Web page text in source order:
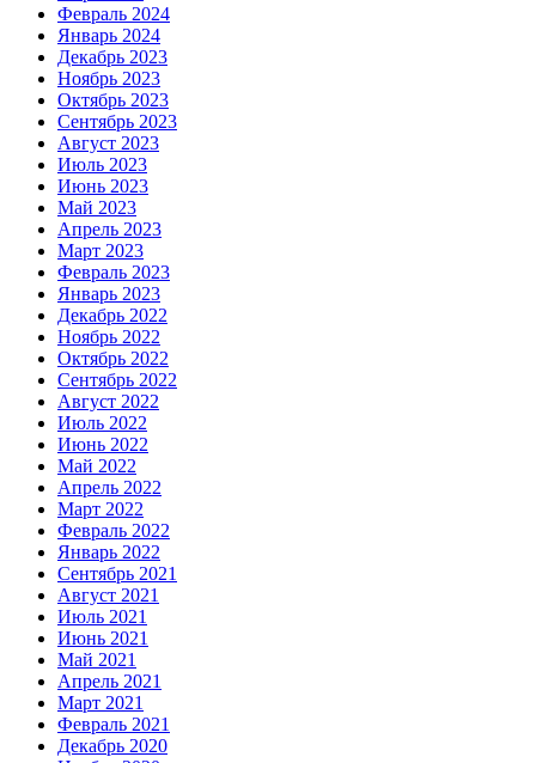
Февраль 2024
Январь 2024
Декабрь 2023
Ноябрь 2023
Октябрь 2023
Сентябрь 2023
Август 2023
Июль 2023
Июнь 2023
Май 2023
Апрель 2023
Март 2023
Февраль 2023
Январь 2023
Декабрь 2022
Ноябрь 2022
Октябрь 2022
Сентябрь 2022
Август 2022
Июль 2022
Июнь 2022
Май 2022
Апрель 2022
Март 2022
Февраль 2022
Январь 2022
Сентябрь 2021
Август 2021
Июль 2021
Июнь 2021
Май 2021
Апрель 2021
Март 2021
Февраль 2021
Декабрь 2020